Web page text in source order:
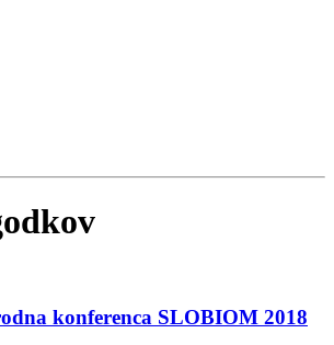
konferenca SLOBIOM 2018